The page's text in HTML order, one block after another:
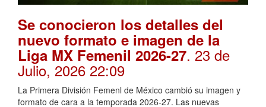
Se conocieron los detalles del
nuevo formato e imagen de la
Liga MX Femenil 2026-27. 23 de
Julio, 2026 22:09
La Primera División Femenl de México cambió su imagen y
formato de cara a la temporada 2026-27. Las nuevas